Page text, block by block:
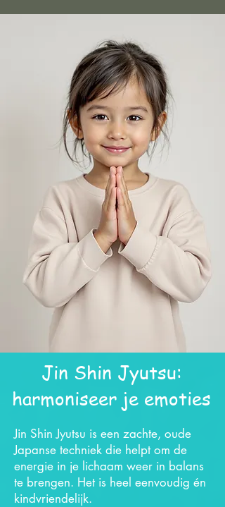
Jin Shin Jyutsu:
harmoniseer je emoties
Jin Shin Jyutsu is een zachte, oude
Japanse techniek die helpt om de
energie in je lichaam weer in balans
te brengen. Het is heel eenvoudig én
kindvriendelijk.